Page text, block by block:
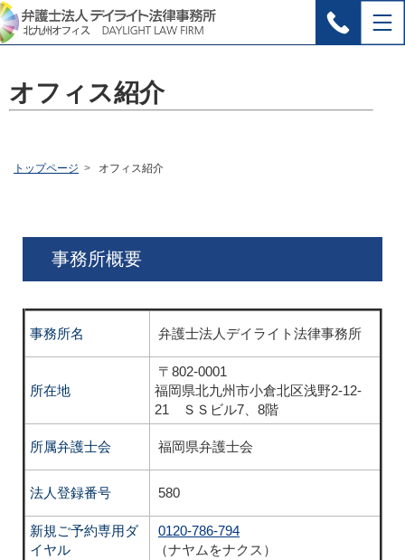
フィス紹介
トップページ オフィス紹介
事務所概要
事務所名 弁護士法人デイライト法律事務所
所在地
〒802-0001
福岡県北九州市小倉北区浅野2-12-
21 ＳＳビル7、8階
所属弁護士会 福岡県弁護士会
法人登録番号 580
新規ご予約専用ダ
イヤル
0120-786-794
（ナヤムをナクス）